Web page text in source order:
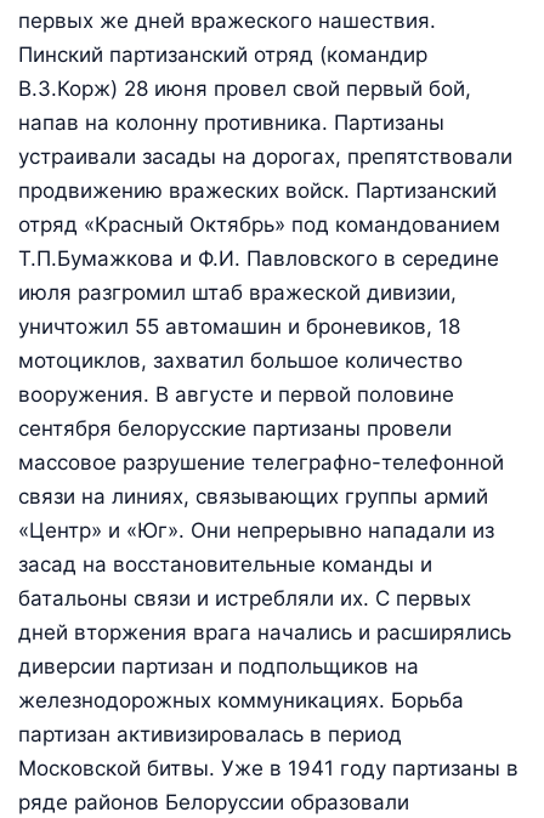
первых же дней вражеского нашествия.
Пинский партизанский отряд (командир
В.3.Корж) 28 июня провел свой первый бой,
напав на колонну противника. Партизаны
устраивали засады на дорогах, препят­ствовали
продвижению вражеских войск. Партизанский
отряд «Красный Октябрь» под командованием
Т.П.Бумажкова и Ф.И. Павловского в середине
июля разгромил штаб вражеской диви­зии,
уничтожил 55 автомашин и броневиков, 18
мотоциклов, зах­ватил большое количество
вооружения. В августе и первой поло­вине
сентября белорусские партизаны провели
массовое разрушение телеграфно-телефонной
связи на линиях, связываю­щих группы армий
«Центр» и «Юг». Они непрерывно нападали из
засад на восстановительные команды и
батальоны связи и ис­требляли их. С первых
дней вторжения врага начались и расши­рялись
диверсии партизан и подпольщиков на
железнодорожных коммуникациях. Борьба
партизан активизировалась в период
Московской битвы. Уже в 1941 году партизаны в
ряде районов Белоруссии обра­зовали